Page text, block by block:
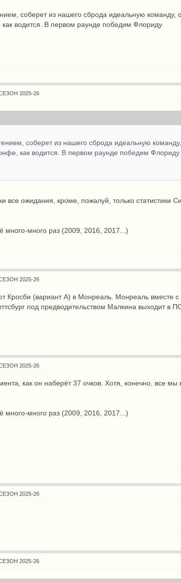
соберет из нашего сброда идеальную
водится. В первом раунде победим Флориду
2025-26
соберет из нашего сброда идеальную
как водится. В первом раунде победим Флориду
все ожидания, кроме, пожалуй, только статистики
много раз (2009, 2016, 2017...)
2025-26
Кросби (вариант А) в Монреаль. Монреаль вместе
под предводительством Малкина выходит в
2025-26
как он наберёт 37 очков. Хотя, конечно, все мы
много раз (2009, 2016, 2017...)
2025-26
2025-26